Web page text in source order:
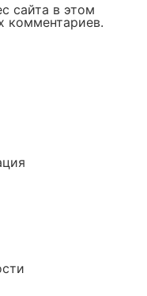
сайта в этом
комментариев.